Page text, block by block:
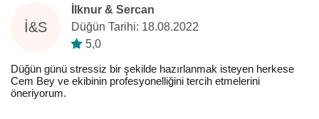
İ&S
İlknur & Sercan
Düğün Tarihi: 18.08.2022
5,0
Düğün günü stressiz bir şekilde hazırlanmak isteyen herkese
Cem Bey ve ekibinin profesyonelliğini tercih etmelerini
öneriyorum.